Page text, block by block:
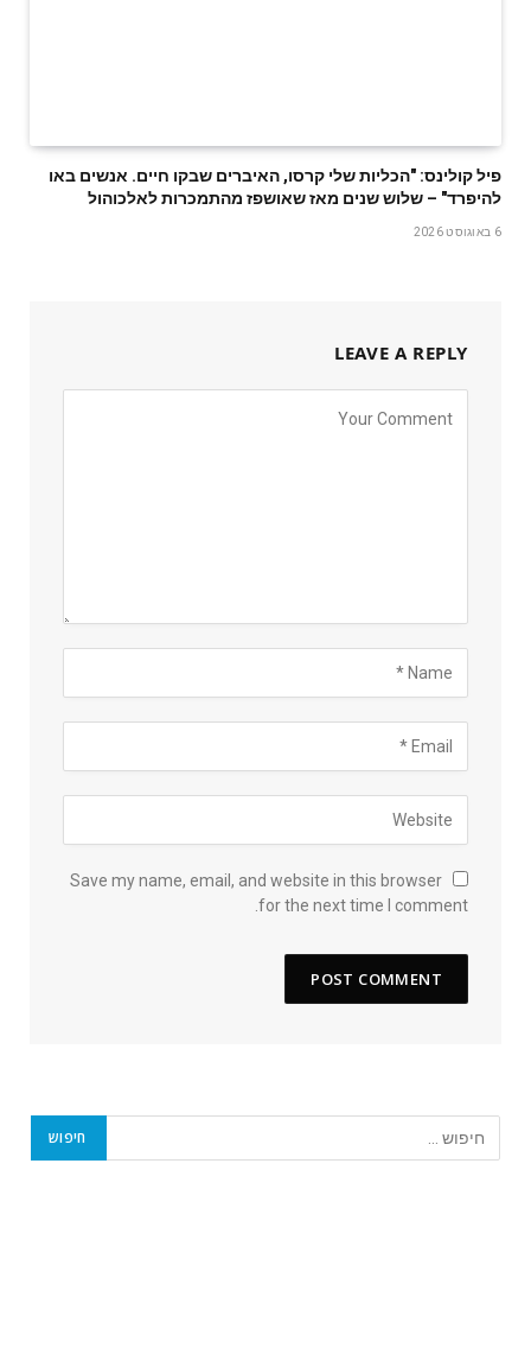
פיל קולינס: "הכליות שלי קרסו, האיברים שבקו חיים. אנשים באו
להיפרד" – שלוש שנים מאז שאושפז מהתמכרות לאלכוהול
6 באוגוסט 2026
LEAVE A REPLY
Save my name, email, and website in this browser
for the next time I comment.